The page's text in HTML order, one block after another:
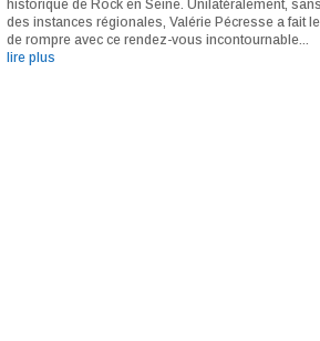
historique de Rock en Seine. Unilatéralement,
des instances régionales, Valérie Pécresse a fait
de rompre avec ce rendez-vous incontournable...
lire plus